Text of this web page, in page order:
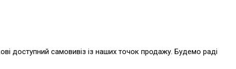
доступний самовивіз із наших точок продажу. Будемо раді